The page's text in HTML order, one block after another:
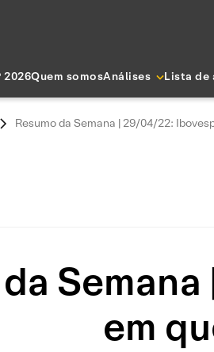
2026Quem somosAnálises Lista de
Resumo da Semana | 29/04/22:
em